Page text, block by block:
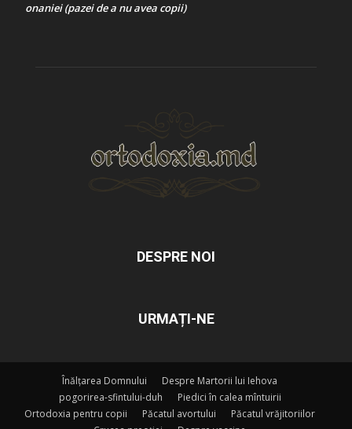
onaniei (pazei de a nu avea copii)
DESPRE NOI
URMAȚI-NE
Înălțarea Domnului
Despre Martorii lui Iehova
pogorirea-sfintului-duh
Piedici în calea mîntuirii
Ortodoxia pentru copii
Păcatul avortului
Păcatul vrăjitoriilor